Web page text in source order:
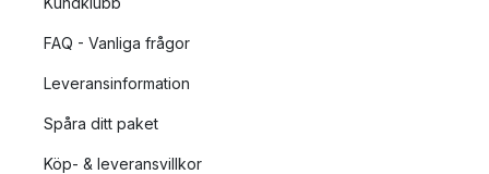
FAQ - Vanliga frågor
Leveransinformation
Spåra ditt paket
Köp- & leveransvillkor